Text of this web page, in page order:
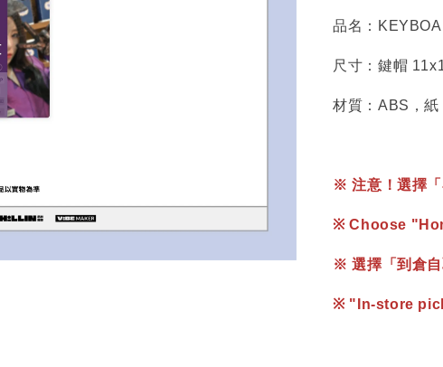
品名：
尺寸：鍵帽
材質：ABS，紙
※ 注意！選擇
※ Choose
※ 選擇「到倉
※ "In-store